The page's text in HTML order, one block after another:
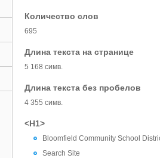
Количество слов
695
Длина текста на странице
5 168 симв.
Длина текста без пробелов
4 355 симв.
<H1>
Bloomfield Community School
Search Site